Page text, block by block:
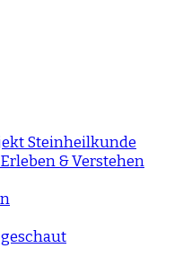
Steinheilkunde
& Verstehen